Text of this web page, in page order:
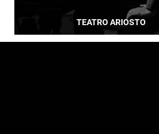
TEATRO ARIOSTO